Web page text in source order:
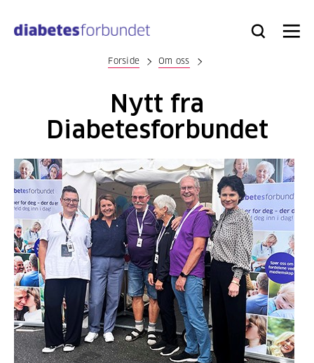
hovedinnhold
Bli
Logg
Søk Meny
Forside Om oss
Nytt fra
Diabetesforbundet